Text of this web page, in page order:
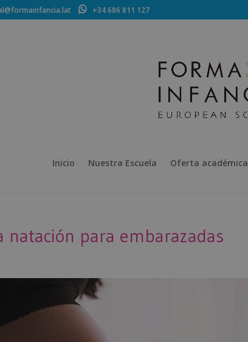
+34 686 811 127
Inicio Nuestra Escuela Oferta académica
natación para embarazadas